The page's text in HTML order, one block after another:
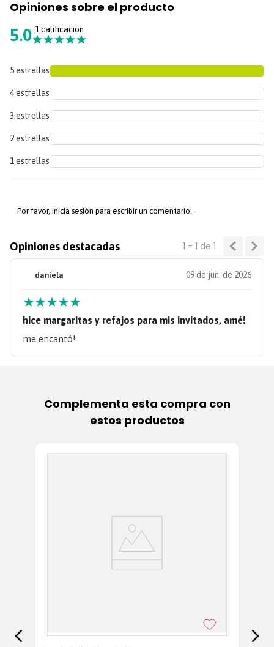
Opiniones sobre el producto
5.0 1 calificacion
★★★★★
5 estrellas
4 estrellas
3 estrellas
2 estrellas
1 estrellas
Por favor, inicia sesión para escribir un comentario.
Opiniones destacadas 1 - 1 de 1
daniela 09 de jun. de 2026
★★★★★
hice margaritas y refajos para mis invitados, amé!
me encantó!
Complementa esta compra con
estos productos